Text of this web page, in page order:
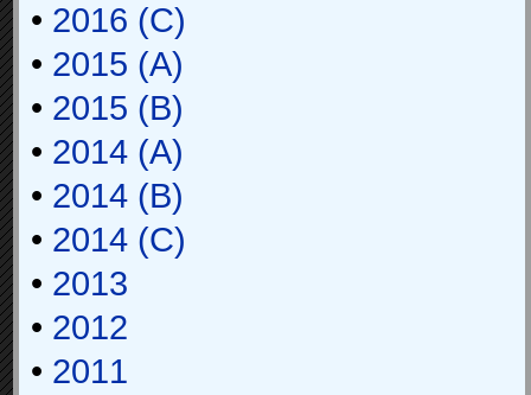
• 2016 (C)
• 2015 (A)
• 2015 (B)
• 2014 (A)
• 2014 (B)
• 2014 (C)
• 2013
• 2012
• 2011